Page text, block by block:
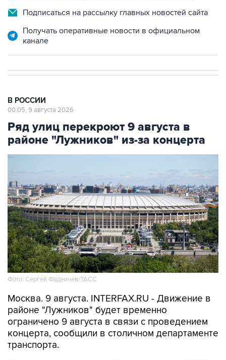
Подписаться на рассылку главных новостей сайта
Получать оперативные новости в официальном
канале
В РОССИИ
00:05, 9 августа 2026
Ряд улиц перекроют 9 августа в
районе "Лужников" из-за концерта
Фото: Сергей Фадеичев/ТАСС
Москва. 9 августа. INTERFAX.RU - Движение в
районе "Лужников" будет временно
ограничено 9 августа в связи с проведением
концерта, сообщили в столичном департаменте
транспорта.